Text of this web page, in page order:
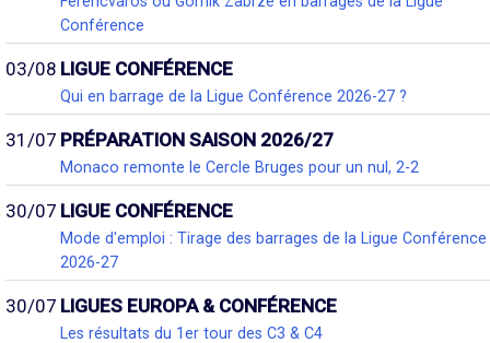
Conférence
03/08 LIGUE CONFÉRENCE
Qui en barrage de la Ligue Conférence 2026-27 ?
31/07 PRÉPARATION SAISON 2026/27
Monaco remonte le Cercle Bruges pour un nul, 2-2
30/07 LIGUE CONFÉRENCE
Mode d'emploi : Tirage des barrages de la Ligue Conférence
2026-27
30/07 LIGUES EUROPA & CONFÉRENCE
Les résultats du 1er tour des C3 & C4